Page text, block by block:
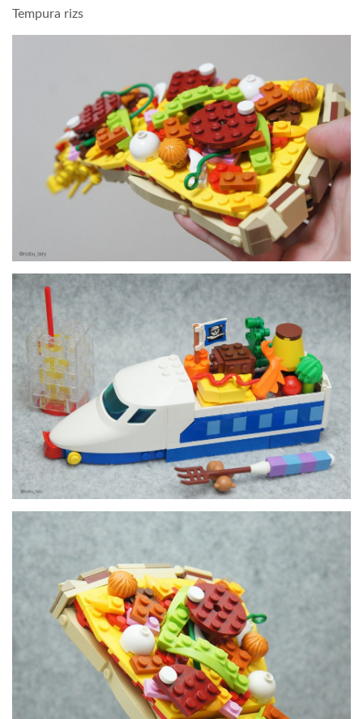
DOBRAVERO.HU
GLOBOBOOK
Tempura rizs